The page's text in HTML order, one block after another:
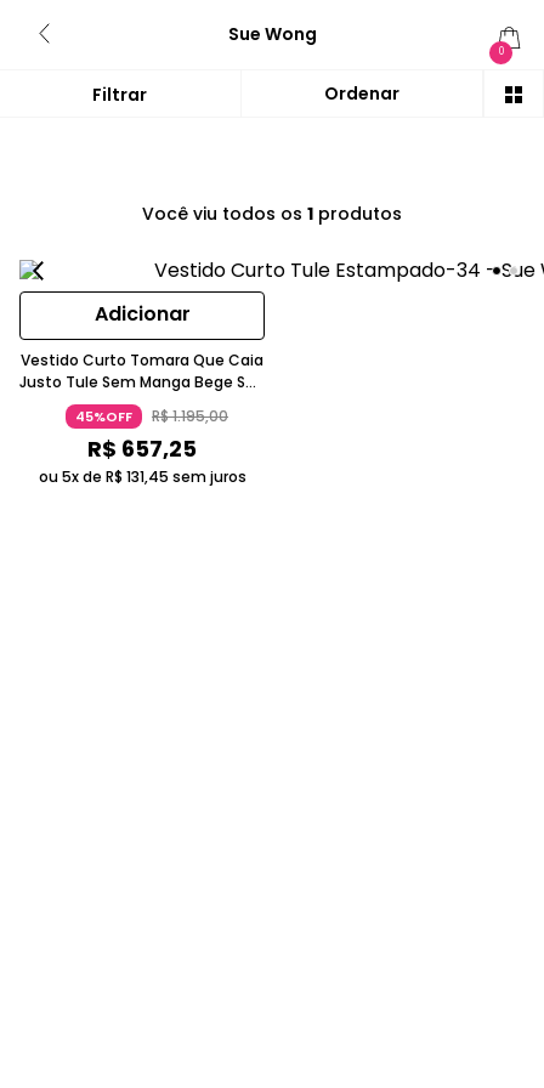
Sue Wong
0
Você viu todos os 1 produtos
Adicionar
Vestido Curto Tomara Que Caia
Justo Tule Sem Manga Bege Sue
Wong
45%OFF R$1.195,00
R$ 657,25
ou 5x de R$ 131,45 sem juros